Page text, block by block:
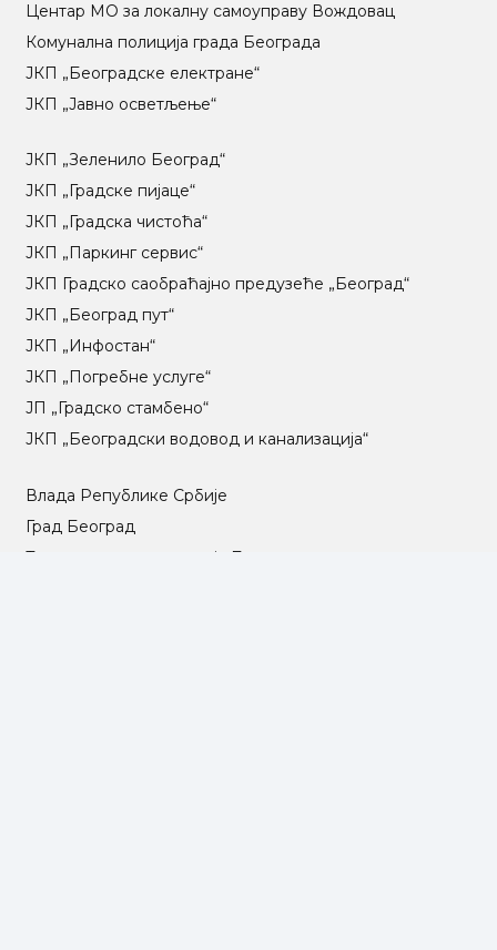
Центар МO за локалну самоуправу Вождовац
Комунална полиција града Београда
ЈКП „Београдске електране“
ЈКП „Јавно осветљење“
ЈКП „Зеленило Београд“
ЈКП „Градске пијаце“
ЈКП „Градска чистоћа“
ЈКП „Паркинг сервис“
ЈКП Градско саобраћајно предузеће „Београд“
ЈКП „Београд пут“
ЈКП „Инфостан“
ЈКП „Погребне услуге“
ЈП „Градско стамбено“
ЈКП „Београдски водовод и канализација“
Влада Републике Србије
Град Београд
Туристичка организација Београда